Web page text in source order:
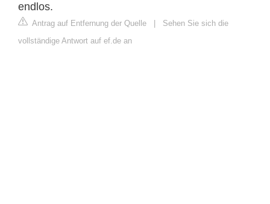
endlos.
Antrag auf Entfernung der Quelle
Sehen Sie sich die
vollständige Antwort auf ef.de an